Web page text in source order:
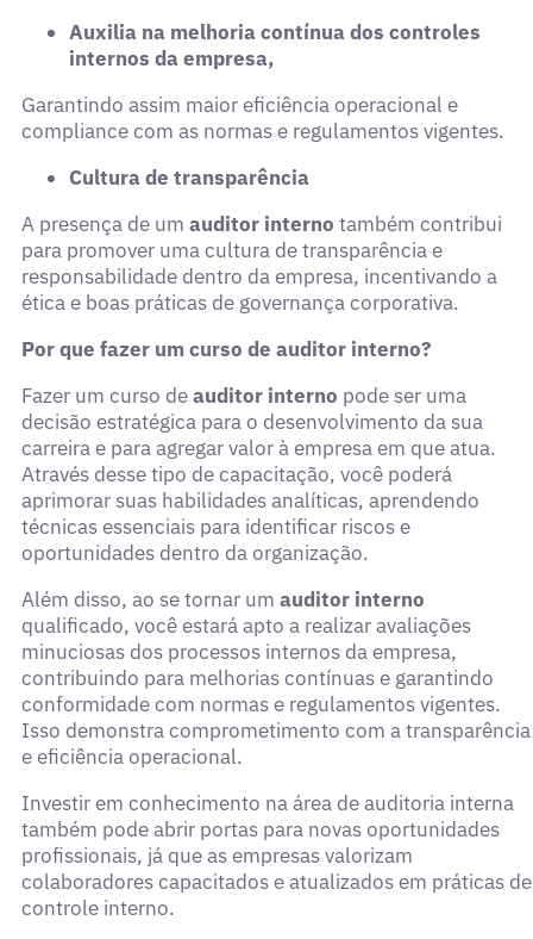
Auxilia na melhoria contínua dos controles
internos da empresa,
Garantindo assim maior eficiência operacional e
compliance com as normas e regulamentos vigentes.
Cultura de transparência
A presença de um auditor interno também contribui
para promover uma cultura de transparência e
responsabilidade dentro da empresa, incentivando a
ética e boas práticas de governança corporativa.
Por que fazer um curso de auditor interno?
Fazer um curso deauditor interno pode ser uma
decisão estratégica para o desenvolvimento da sua
carreira e para agregar valor à empresa em que atua.
Através desse tipo de capacitação, você poderá
aprimorar suas habilidades analíticas, aprendendo
técnicas essenciais para identificar riscos e
oportunidades dentro da organização.
Além disso, ao se tornar um auditor interno
qualificado, você estará apto a realizar avaliações
minuciosas dos processos internos da empresa,
contribuindo para melhorias contínuas e garantindo
conformidade com normas e regulamentos vigentes.
Isso demonstra comprometimento com a transparência
e eficiência operacional.
Investir em conhecimento na área de auditoria interna
também pode abrir portas para novas oportunidades
profissionais, já que as empresas valorizam
colaboradores capacitados e atualizados em práticas de
controle interno.